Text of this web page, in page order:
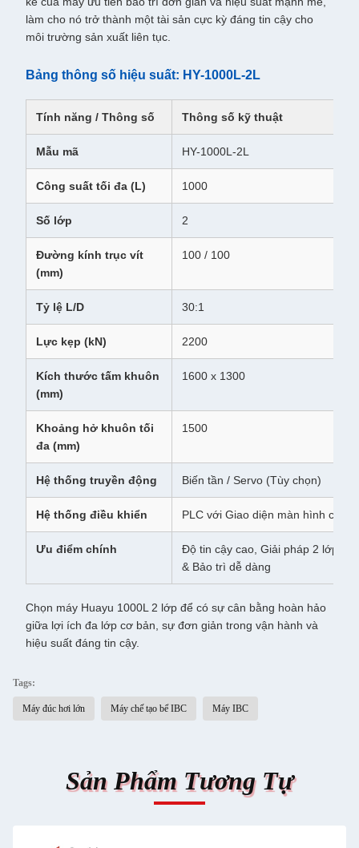
làm cho nó trở thành một tài sản cực kỳ đáng tin cậy cho
môi trường sản xuất liên tục.
Bảng thông số hiệu suất: HY-1000L-2L
Tính năng / Thông số Thông số kỹ thuật
Mẫu mã HY-1000L-2L
Công suất tối đa (L) 1000
Số lớp 2
Đường kính trục vít
(mm)
100 / 100
Tỷ lệ L/D 30:1
Lực kẹp (kN) 2200
Kích thước tấm khuôn
(mm)
1600 x 1300
Khoảng hở khuôn tối
đa (mm)
1500
Hệ thống truyền động Biến tần / Servo (Tùy chọn)
Hệ thống điều khiển PLC với Giao diện màn hình cảm
Ưu điểm chính
Độ tin cậy cao, Giải pháp 2 lớp
& Bảo trì dễ dàng
Chọn máy Huayu 1000L 2 lớp để có sự cân bằng hoàn hảo
giữa lợi ích đa lớp cơ bản, sự đơn giản trong vận hành và
hiệu suất đáng tin cậy.
Tags:
Máy đúc hơi lớn Máy chế tạo bể IBC Máy IBC
Sản Phẩm Tương Tự